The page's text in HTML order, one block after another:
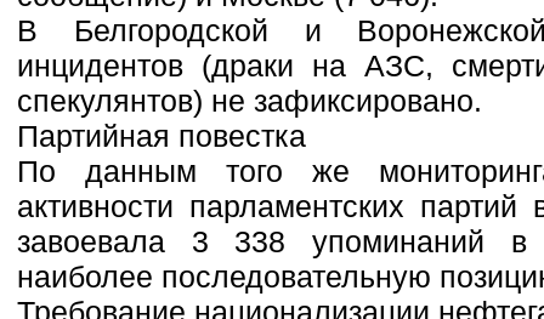
В Белгородской и
инцидентов (драки на АЗС,
спекулянтов) не зафиксировано.
Партийная повестка
По данным того же
активности парламентских партий
завоевала 3 338 упоминаний
наиболее последовательную
Требование национализации